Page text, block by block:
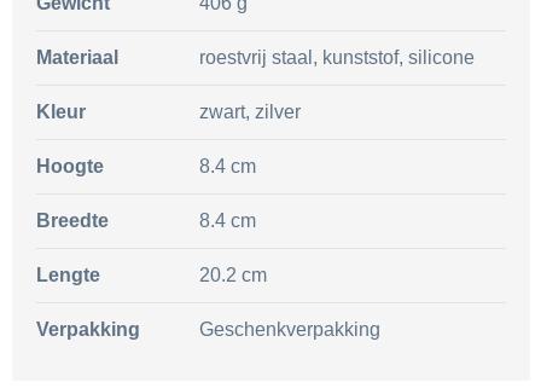
Materiaal roestvrij staal, kunststof, silicone
Kleur zwart, zilver
Hoogte 8.4 cm
Breedte 8.4 cm
Lengte 20.2 cm
Verpakking Geschenkverpakking